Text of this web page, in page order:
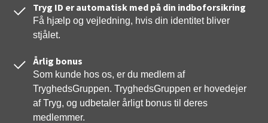
Tryg ID er automatisk med på din indboforsikring
Få hjælp og vejledning, hvis din identitet bliver
stjålet.
Årlig bonus
Som kunde hos os, er du medlem af
TryghedsGruppen. TryghedsGruppen er hovedejer
af Tryg, og udbetaler årligt bonus til deres
medlemmer.